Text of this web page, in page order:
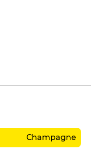
Champagne